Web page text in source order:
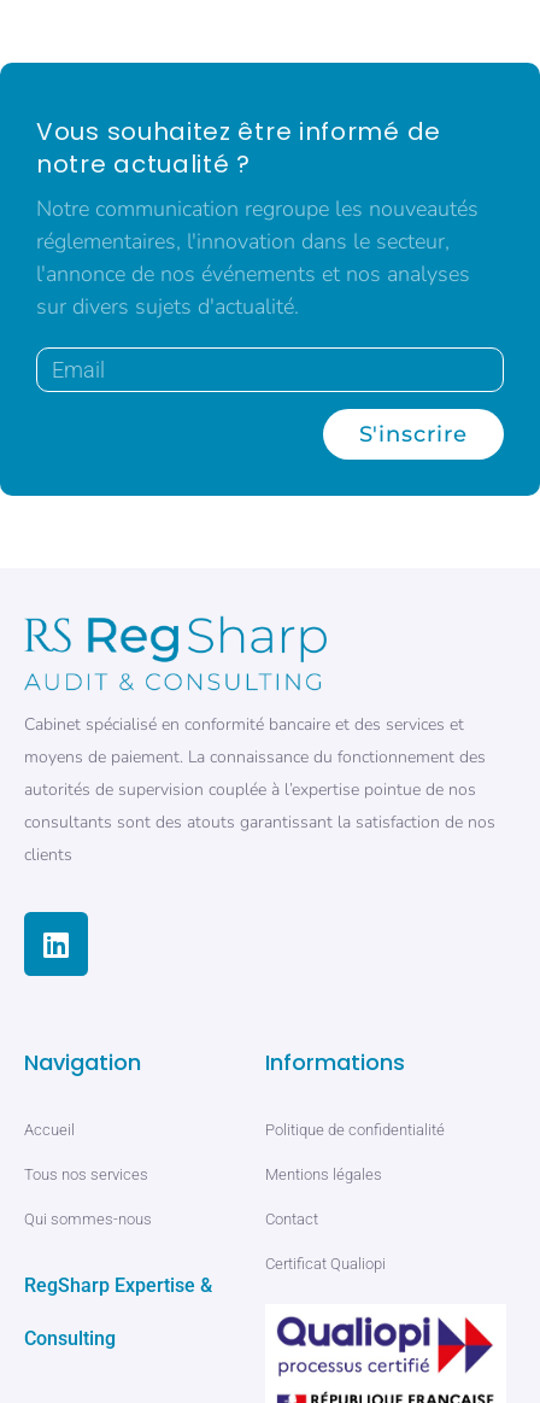
Vous souhaitez être informé de
notre actualité ?
Notre communication regroupe les nouveautés
réglementaires, l'innovation dans le secteur,
l'annonce de nos événements et nos analyses
sur divers sujets d'actualité.
S'inscrire
Cabinet spécialisé en conformité bancaire et des services et
moyens de paiement. La connaissance du fonctionnement des
autorités de supervision couplée à l’expertise pointue de nos
consultants sont des atouts garantissant la satisfaction de nos
clients
Navigation
Accueil
Tous nos services
Qui sommes-nous
RegSharp Expertise &
Consulting
Informations
Politique de confidentialité
Mentions légales
Contact
Certificat Qualiopi